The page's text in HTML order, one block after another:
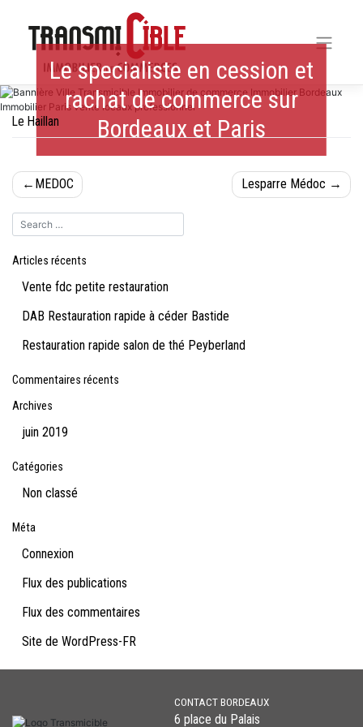
content
Le specialiste en cession et
rachat de commerce sur
Bordeaux et Paris
Le Haillan
Navigation
de
l’article
MEDOC Lesparre Médoc
Articles récents
Vente fdc petite restauration
DAB Restauration rapide à céder Bastide
Restauration rapide salon de thé Peyberland
Commentaires récents
Archives
juin 2019
Catégories
Non classé
Méta
Connexion
Flux des publications
Flux des commentaires
Site de WordPress-FR
CONTACT BORDEAUX
6 place du Palais